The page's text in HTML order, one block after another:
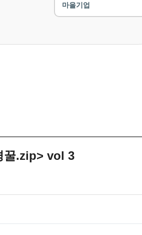
마을기업
꿀.zip> vol 3